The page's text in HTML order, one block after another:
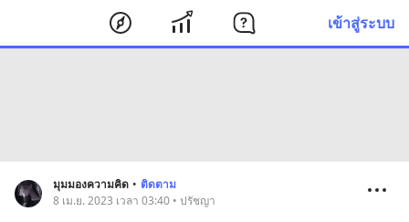
เข้าสู่ระบบ
มุมมองความคิด • ติดตาม
8 เม.ย. 2023 เวลา 03:40 • ปรัชญา